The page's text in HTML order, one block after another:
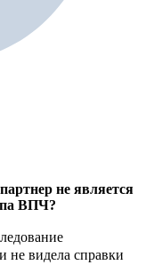
не является
ВПЧ?
не видела справки